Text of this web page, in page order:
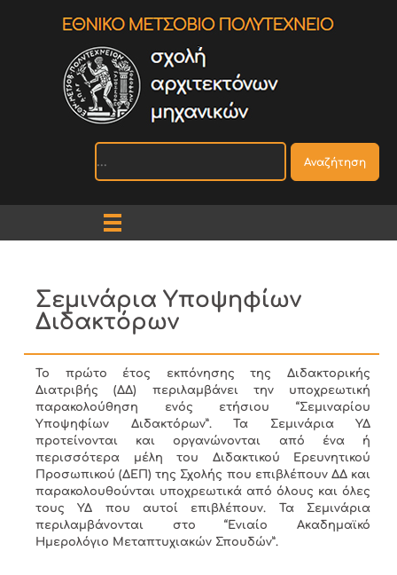
Αναζήτηση
Σεμινάρια Υποψηφίων
Διδακτόρων
Το πρώτο έτος εκπόνησης της Διδακτορικής
Διατριβής (ΔΔ) περιλαμβάνει την υποχρεωτική
παρακολούθηση ενός ετήσιου “Σεμιναρίου
Υποψηφίων Διδακτόρων”. Τα Σεμινάρια ΥΔ
προτείνονται και οργανώνονται από ένα ή
περισσότερα μέλη του Διδακτικού Ερευνητικού
Προσωπικού (ΔΕΠ) της Σχολής που επιβλέπουν ΔΔ και
παρακολουθούνται υποχρεωτικά από όλους και όλες
τους ΥΔ που αυτοί επιβλέπουν. Τα Σεμινάρια
περιλαμβάνονται στο “Ενιαίο Ακαδημαϊκό
Ημερολόγιο Μεταπτυχιακών Σπουδών”.